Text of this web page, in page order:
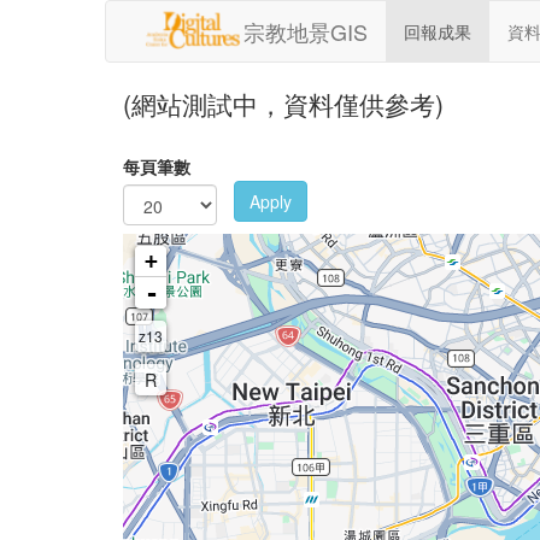
宗教地景GIS 回報成果 資
(網站測試中，資料僅供參考)
每頁筆數
Apply
+
-
z13
R